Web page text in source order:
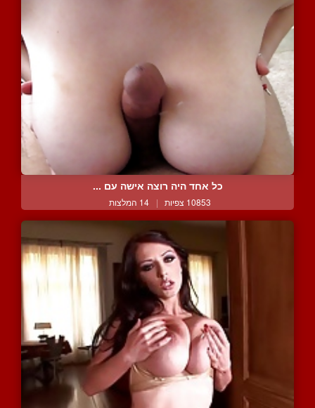
כל אחד היה רוצה אישה עם ...
10853 צפיות | 14 המלצות